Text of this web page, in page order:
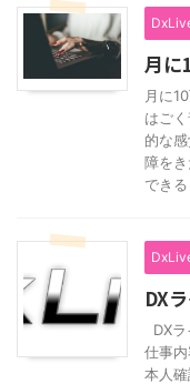
月に
月に
はご
的な
障を
でき
DX
DX
仕事
本人